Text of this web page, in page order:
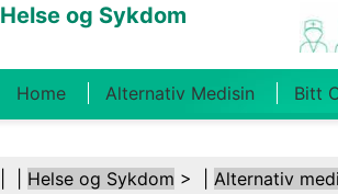
Helse og Sykdom
Home Alternativ Medisin Bitt
Kosthold Og Ernæring
Helse og Sykdom > | Alternativ